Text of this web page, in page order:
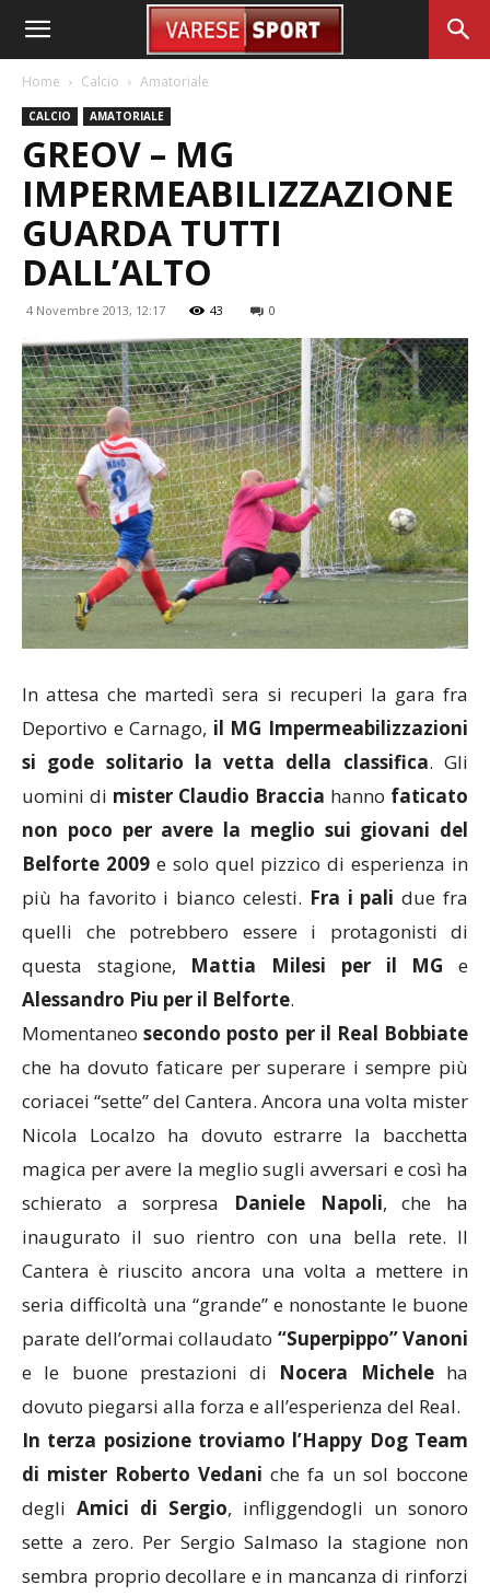
Home Calcio Amatoriale
CALCIO AMATORIALE
GREOV – MG
IMPERMEABILIZZAZIONE
GUARDA TUTTI
DALL’ALTO
4 Novembre 2013, 12:17 43 0
In attesa che martedì sera si recuperi la gara fra
Deportivo e Carnago, il MG Impermeabilizzazioni
si gode solitario la vetta della classifica. Gli
uomini di mister Claudio Braccia hanno faticato
non poco per avere la meglio sui giovani del
Belforte 2009e solo quel pizzico di esperienza in
più ha favorito i bianco celesti. Fra i pali due fra
quelli che potrebbero essere i protagonisti di
questa stagione, Mattia Milesi per il MG e
Alessandro Piu per il Belforte.
Momentaneosecondo posto per il Real Bobbiate
che ha dovuto faticare per superare i sempre più
coriacei “sette” del Cantera. Ancora una volta mister
Nicola Localzo ha dovuto estrarre la bacchetta
magica per avere la meglio sugli avversari e così ha
schierato a sorpresa Daniele Napoli, che ha
inaugurato il suo rientro con una bella rete. Il
Cantera è riuscito ancora una volta a mettere in
seria difficoltà una “grande” e nonostante le buone
parate dell’ormai collaudato “Superpippo” Vanoni
e le buone prestazioni di Nocera Micheleha
dovuto piegarsi alla forza e all’esperienza del Real.
In terza posizione troviamo l’Happy Dog Team
di mister Roberto Vedani che fa un sol boccone
degli Amici di Sergio, infliggendogli un sonoro
sette a zero. Per Sergio Salmaso la stagione non
sembra proprio decollare e in mancanza di rinforzi